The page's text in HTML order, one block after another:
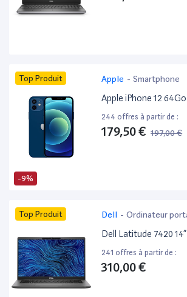
-9%
Top Produit Apple - Smartphone
Apple iPhone 12 64Go
244 offres à partir de :
179,50 € 197,00 €
Top Produit Dell - Ordinateur
Dell Latitude 7420 14”
241 offres à partir de :
310,00 €